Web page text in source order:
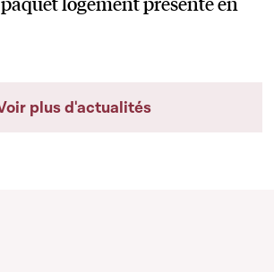
plus d'actualités